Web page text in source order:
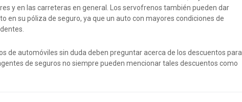
y en las carreteras en general. Los servofrenos también pueden dar
en su póliza de seguro, ya que un auto con mayores condiciones de
de automóviles sin duda deben preguntar acerca de los descuentos para
de seguros no siempre pueden mencionar tales descuentos como